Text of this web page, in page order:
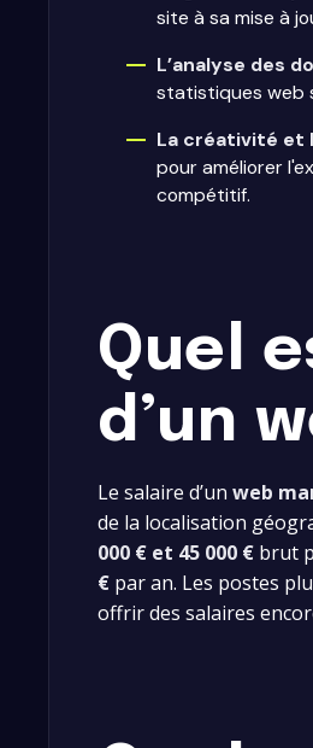
site à sa mise à
L’analyse des
statistiques web
La créativité et
pour améliorer
compétitif.
Quel
d’un
Le salaire d’un web
de la localisation
000 € et 45 000 € brut
€ par an. Les postes
offrir des salaires